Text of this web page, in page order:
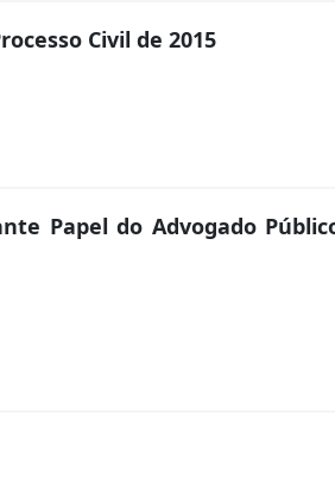
Civil de 2015
Papel do Advogado